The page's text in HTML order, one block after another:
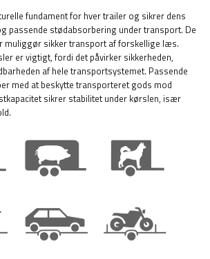
fundament for hver trailer og sikrer dens
passende stødabsorbering under transport. De
muliggør sikker transport af forskellige læs.
er vigtigt, fordi det påvirker sikkerheden,
af ​​hele transportsystemet. Passende
med at beskytte transporteret gods mod
sikrer stabilitet under kørslen, især